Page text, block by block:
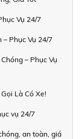
Vụ 24/7
– Phục Vụ 24/7
– Phục Vụ
Là Có Xe!
vụ 24/7
an toàn, giá